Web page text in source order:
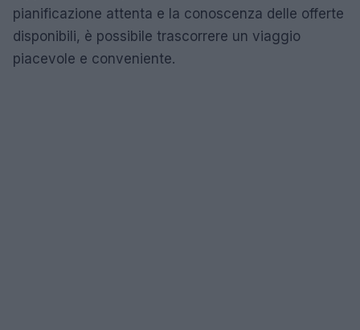
pianificazione attenta e la conoscenza delle offerte
disponibili, è possibile trascorrere un viaggio
piacevole e conveniente.